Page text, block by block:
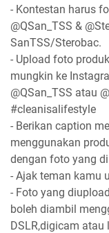
- Kontestan harus
@QSan_TSS &
SanTSS/Sterobac.
- Upload foto
mungkin ke
@QSan_TSS atau
#cleanisalifestyle
- Berikan caption
menggunakan
dengan foto yang
- Ajak teman kamu
- Foto yang
boleh diambil
DSLR,digicam atau